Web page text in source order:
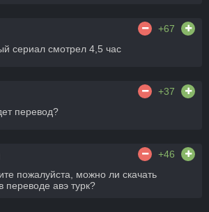
+67
сериал смотрел 4,5 час
+37
перевод?
+46
пожалуйста, можно ли скачать
переводе авэ турк?